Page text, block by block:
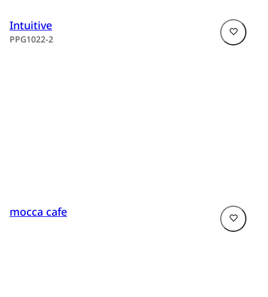
Intuitive
PPG1022-2
mocca cafe